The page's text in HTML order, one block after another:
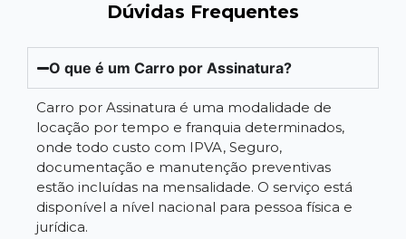
Dúvidas Frequentes
O que é um Carro por Assinatura?
Carro por Assinatura é uma modalidade de
locação por tempo e franquia determinados,
onde todo custo com IPVA, Seguro,
documentação e manutenção preventivas
estão incluídas na mensalidade. O serviço está
disponível a nível nacional para pessoa física e
jurídica.